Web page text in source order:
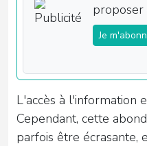
proposer
Je
L'accès à l'information
Cependant, cette
parfois être écrasante,